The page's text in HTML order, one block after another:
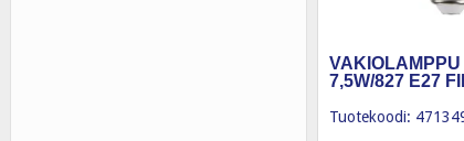
7,5W/827 E27
Tuotekoodi: